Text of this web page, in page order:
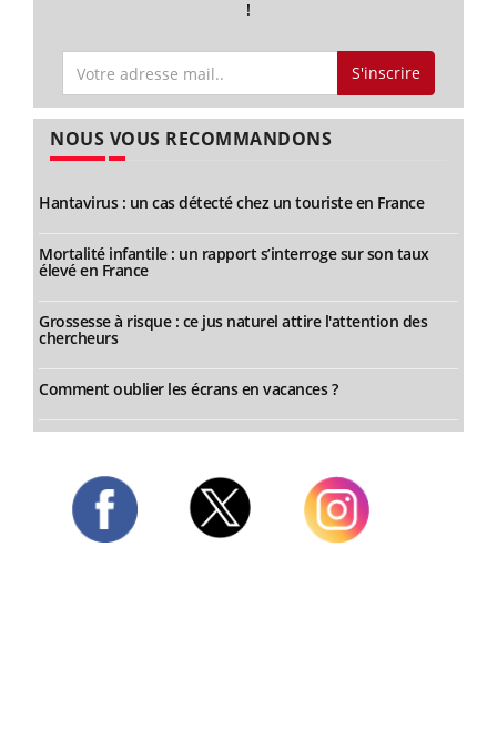
!
S'inscrire
NOUS VOUS RECOMMANDONS
Hantavirus : un cas détecté chez un touriste en France
Mortalité infantile : un rapport s’interroge sur son taux
élevé en France
Grossesse à risque : ce jus naturel attire l'attention des
chercheurs
Comment oublier les écrans en vacances ?